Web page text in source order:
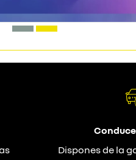
Dispones de la